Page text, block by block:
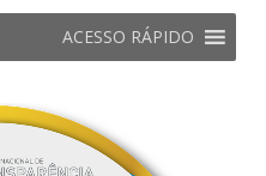
ACESSO RÁPIDO